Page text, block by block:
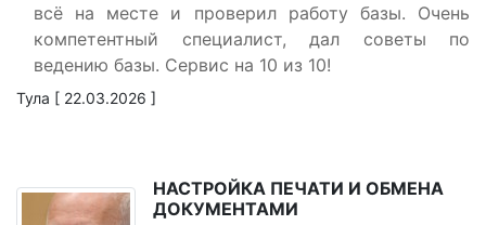
всё на месте и проверил работу базы. Очень
компетентный специалист, дал советы по
ведению базы. Сервис на 10 из 10!
Тула [ 22.03.2026 ]
НАСТРОЙКА ПЕЧАТИ И ОБМЕНА
ДОКУМЕНТАМИ